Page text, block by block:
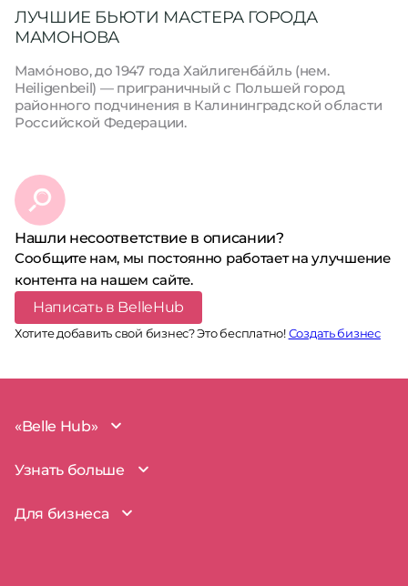
ЛУЧШИЕ БЬЮТИ МАСТЕРА ГОРОДА
МАМОНОВА
Мамо́ново, до 1947 года Хайлигенба́йль (нем.
Heiligenbeil) — приграничный с Польшей город
районного подчинения в Калининградской области
Российской Федерации.
Нашли несоответствие в описании?
Сообщите нам, мы постоянно работает на улучшение
контента на нашем сайте.
Написать в BelleHub
Хотите добавить свой бизнес? Это бесплатно!Создать бизнес
«Belle Hub»
О проекте
Наша команда
Узнать больше
BelleHub для вас
Для бизнеса